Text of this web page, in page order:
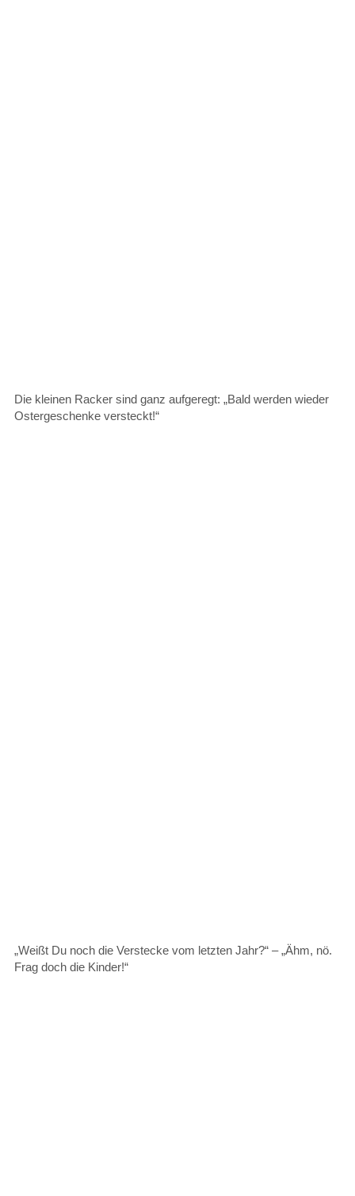
Die kleinen Racker sind ganz aufgeregt: „Bald werden wieder
Ostergeschenke versteckt!“
„Weißt Du noch die Verstecke vom letzten Jahr?“ – „Ähm, nö.
Frag doch die Kinder!“